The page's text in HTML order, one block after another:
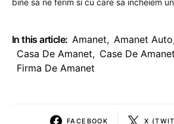
bine sa ne ferim si cu care sa incheiem
In this article: Amanet, Amanet Auto
Casa De Amanet, Case De Amanet
Firma De Amanet
FACEBOOK X